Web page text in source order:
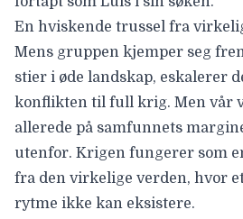
En hviskende trussel fra
Mens gruppen kjemper seg
stier i øde landskap, eskalerer
konflikten til full krig. Men vår
allerede på samfunnets
utenfor. Krigen fungerer som
fra den virkelige verden, hvor
rytme ikke kan eksistere.